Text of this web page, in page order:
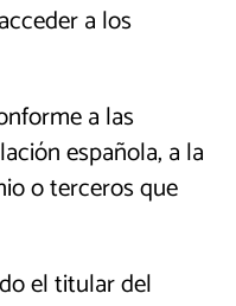
a los
a las
española, a la
o terceros que
el titular del